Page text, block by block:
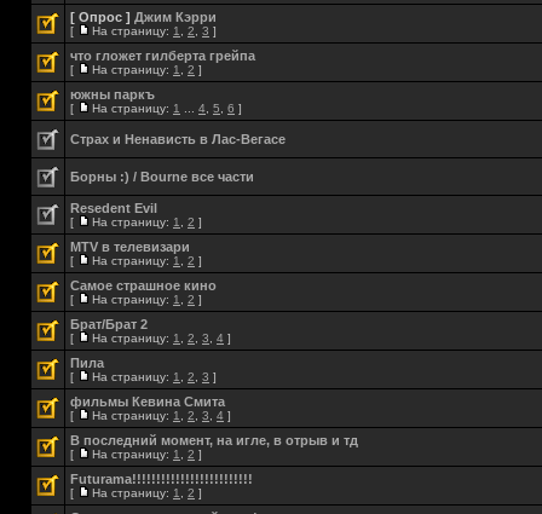
[ Опрос ] Джим Кэрри
[ На страницу: 1 2 3 ]
что гложет гилберта грейпа
[ На страницу: 1 2 ]
южны паркъ
[ На страницу: 1 4 5 6 ]
Страх и Ненависть в Лас-Вегасе
Борны :) / Bourne все части
Resedent Evil
[ На страницу: 1 2 ]
MTV в телевизари
[ На страницу: 1 2 ]
Самое страшное кино
[ На страницу: 1 2 ]
Брат/Брат 2
[ На страницу: 1 2 3 4 ]
Пила
[ На страницу: 1 2 3 ]
фильмы Кевина Смита
[ На страницу: 1 2 3 4 ]
В последний момент, на игле, в отрыв и тд
[ На страницу: 1 2 ]
Futurama!!!!!!!!!!!!!!!!!!!!!!!!!
[ На страницу: 1 2 ]